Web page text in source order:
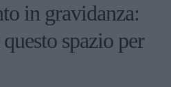
in gravidanza:
spazio per